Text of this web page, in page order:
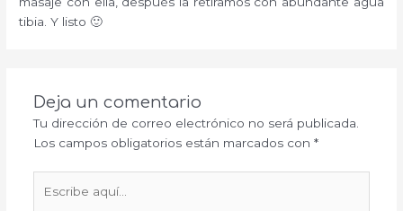
tibia. Y listo 🙂
Deja un comentario
Tu dirección de correo electrónico no será publicada.
Los campos obligatorios están marcados con *
aquí...